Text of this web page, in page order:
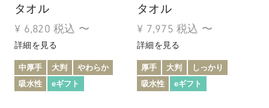
タオル
¥ 6,820 税込 〜
詳細を見る
中厚手 大判
やわらか
吸水性
eギフト
タオル
¥ 7,975 税込 〜
詳細を見る
厚手 大判
しっかり
吸水性
eギフト